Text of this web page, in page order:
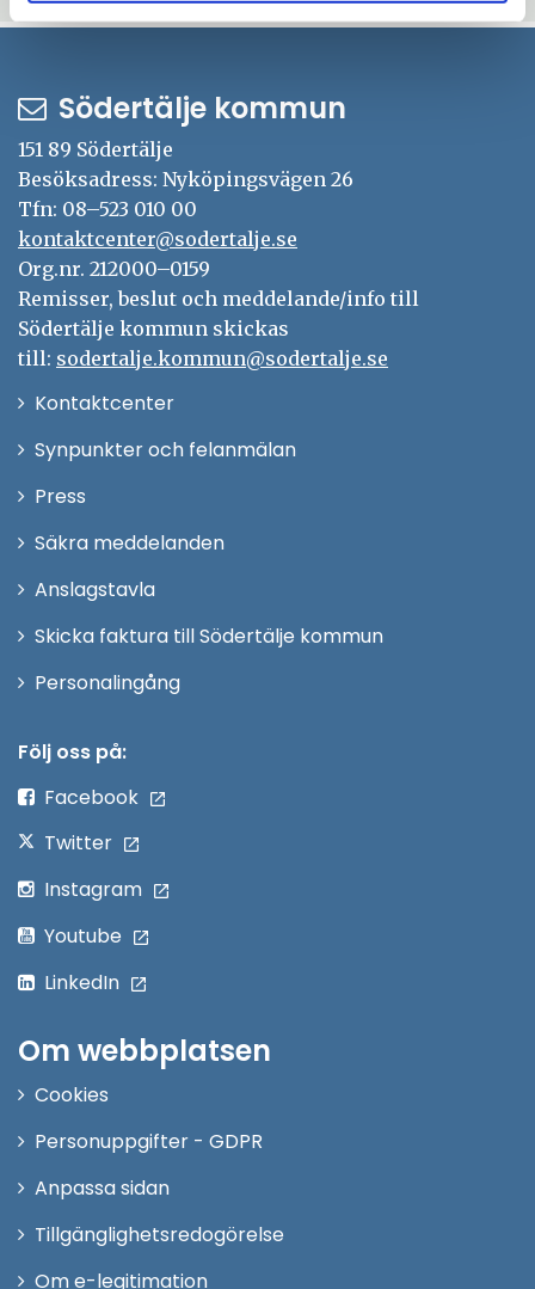
Södertälje kommun
151 89 Södertälje
Besöksadress: Nyköpingsvägen 26
Tfn: 08–523 010 00
kontaktcenter@sodertalje.se
Org.nr. 212000–0159
Remisser, beslut och meddelande/info till
Södertälje kommun skickas
till: sodertalje.kommun@sodertalje.se
KontaktcenterÖppna
Synpunkter och felanmälan
Press
fönster
Säkra meddelanden
Anslagstavla
Skicka faktura till Södertälje kommun
PersonalingångÖppna
Följ oss på:
Facebook
Twitter
Instagram
Youtube
LinkedIn
Om webbplatsen
Cookies
Personuppgifter - GDPR
Anpassa sidan
Tillgänglighetsredogörelse
Om e-legitimation